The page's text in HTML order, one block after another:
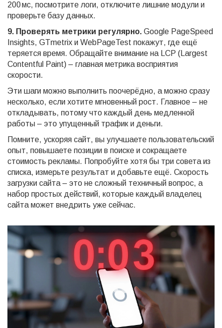
200 мс, посмотрите логи, отключите лишние модули и
проверьте базу данных.
9. Проверять метрики регулярно. Google PageSpeed
Insights, GTmetrix и WebPageTest покажут, где ещё
теряется время. Обращайте внимание на LCP (Largest
Contentful Paint) – главная метрика восприятия
скорости.
Эти шаги можно выполнить поочерёдно, а можно сразу
несколько, если хотите мгновенный рост. Главное – не
откладывать, потому что каждый день медленной
работы – это упущенный трафик и деньги.
Помните, ускоряя сайт, вы улучшаете пользовательский
опыт, повышаете позиции в поиске и сокращаете
стоимость рекламы. Попробуйте хотя бы три совета из
списка, измерьте результат и добавьте ещё. Скорость
загрузки сайта – это не сложный техничный вопрос, а
набор простых действий, которые каждый владелец
сайта может внедрить уже сейчас.